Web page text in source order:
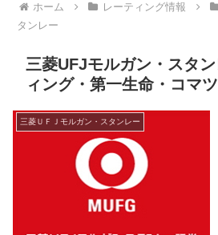
ホーム レーティング情報
タンレー
三菱UFJモルガン・スタ
ィング・第一生命・コマ
三菱ＵＦＪモルガン・スタンレー